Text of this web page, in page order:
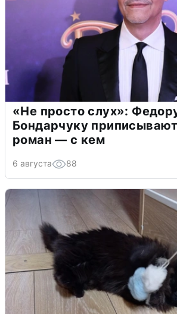
«Не просто слух»:
Бондарчуку
роман — с кем
6 августа 88